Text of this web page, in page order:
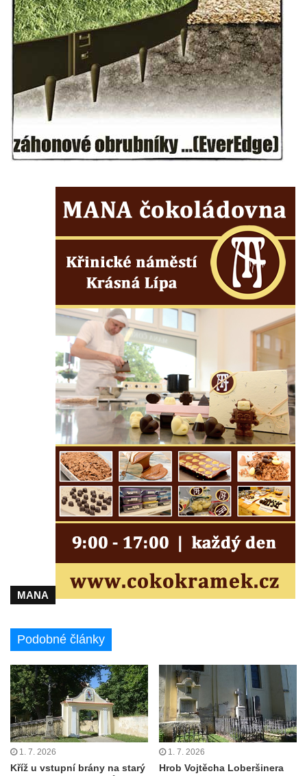
Márnice na hřbitově v Lužci nad Vltavou
Márnice na hřbitově v Hrobčicích
Kostel svatého Havla na hřbitově v
Kaple svatého Vavřince v Mirošovicích
Márnice na hřbitově v Račicích
Kaple v Bezděkově
okraji Liběšic
Kostel svatého Martina v Kozlech
Márnice na hřbitově v Kozlech
Vesnický kostel v Reinhardtsdorfu
Kaple v Oparnu
Protestantský (evangelicko-luterský) kostel
Crostau
Kaple Nanebevstoupení Panny Marie ve
Svitavě
Výklenková kaple Piety ve Svojkově
Kostel Nejsvětější Trojice ve Velenicích
Kostel svatého Vavřince v Okounově
Kostel svatých Petra a Pavla v Semilech
Kostel Nanebevzetí Panny Marie (St. Mariä
Himmelfahrt) v Schirgiswalde
Kostel svaté Máří Magdaleny u hradu
Kaple Olivetské hory pod věží kostela
Mildeova kaple pod Ortelem
Kostel Zvěstování Panny Marie v Duchcově
Výklenková kaple v Teplické ulici u stadionu
v Duchcově
Evangelický kostel v Duchcově
MANA
Podobné články
1. 7. 2026
Kříž u vstupní brány na starý
1. 7. 2026
Hrob Vojtěcha Loberšinera